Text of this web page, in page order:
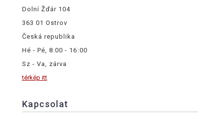
Dolní Žďár 104
363 01 Ostrov
Česká republika
Hé - Pé, 8:00 - 16:00
Sz - Va, zárva
térkép itt
Kapcsolat